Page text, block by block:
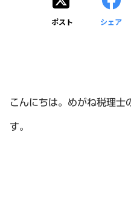
ポスト シェア
こんにちは。めがね税理士
す。